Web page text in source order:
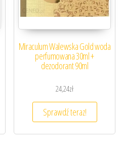
Miraculum Walewska Gold woda
perfumowana 30ml +
dezodorant 90ml
24,24zł
Sprawdź teraz!